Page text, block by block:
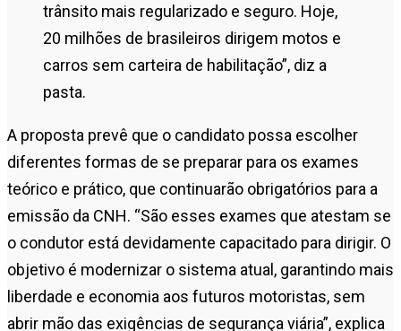
trânsito mais regularizado e seguro. Hoje,
20 milhões de brasileiros dirigem motos e
carros sem carteira de habilitação”, diz a
pasta.
A proposta prevê que o candidato possa escolher
diferentes formas de se preparar para os exames
teórico e prático, que continuarão obrigatórios para a
emissão da CNH. “São esses exames que atestam se
o condutor está devidamente capacitado para dirigir. O
objetivo é modernizar o sistema atual, garantindo mais
liberdade e economia aos futuros motoristas, sem
abrir mão das exigências de segurança viária”, explica